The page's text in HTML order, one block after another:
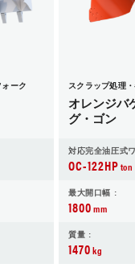
ーク スクラップ処理
オレンジバ
グ・ゴン
対応完全油圧式
OC-122HPton
最大開口幅 :
1800mm
質量 :
1470kg